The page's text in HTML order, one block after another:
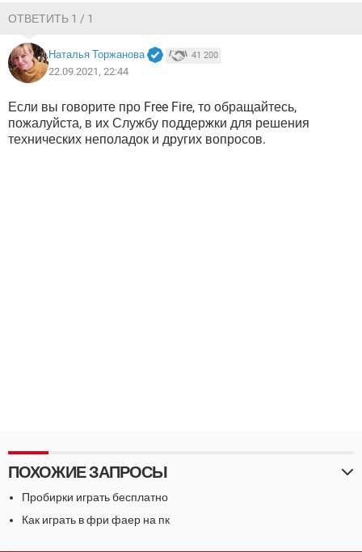
ОТВЕТИТЬ 1 / 1
Наталья Торжанова 41 200
22.09.2021, 22:44
Если вы говорите про Free Fire, то обращайтесь,
пожалуйста, в их Службу поддержки для решения
технических неполадок и других вопросов.
ПОХОЖИЕ ЗАПРОСЫ
Пробирки играть бесплатно
Как играть в фри фаер на пк